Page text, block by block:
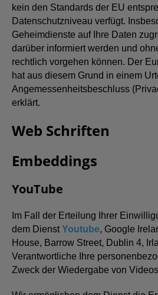
kein den Standards der EU
Datenschutzniveau verfügt.
Geheimdienste auf Ihre Daten
darüber informiert werden und
rechtlich vorgehen können. Der
hat aus diesem Grund in einem
Angemessenheitsbeschluss
erklärt.
Web Schriften
Embeddings
YouTube
Im Fall der Erteilung Ihrer
dem Dienst Youtube, Google
House, Barrow Street, Dublin 4,
Verantwortliche Ihre
Zweck der Wiedergabe von